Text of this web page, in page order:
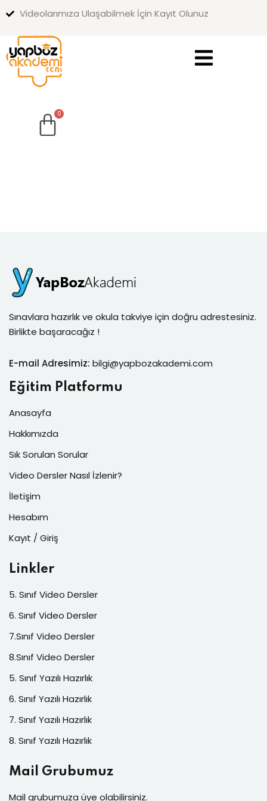
Videolarımıza Ulaşabilmek İçin Kayıt Olunuz
Sınavlara hazırlık ve okula takviye için doğru adrestesiniz.
Birlikte başaracağız !
E-mail Adresimiz: bilgi@yapbozakademi.com
Eğitim Platformu
Anasayfa
Hakkımızda
Sık Sorulan Sorular
Video Dersler Nasıl İzlenir?
İletişim
Hesabım
Kayıt / Giriş
Linkler
5. Sınıf Video Dersler
6. Sınıf Video Dersler
7.Sınıf Video Dersler
8.Sınıf Video Dersler
5. Sınıf Yazılı Hazırlık
6. Sınıf Yazılı Hazırlık
7. Sınıf Yazılı Hazırlık
8. Sınıf Yazılı Hazırlık
Mail Grubumuz
Mail grubumuza üye olabilirsiniz.